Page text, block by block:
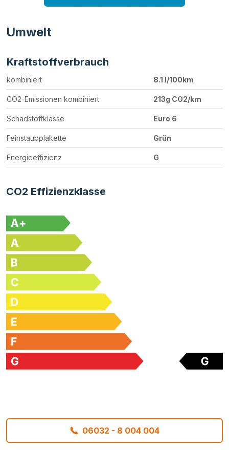
Umwelt
Kraftstoffverbrauch
kombiniert 8.1 l/100km
CO2-Emissionen kombiniert 213g CO2/km
Schadstoffklasse Euro 6
Feinstaubplakette Grün
Energieeffizienz G
CO2 Effizienzklasse
06032 - 8 004 004